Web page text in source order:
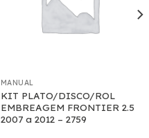
MANUAL
KIT PLATO/DISCO/ROL
EMBREAGEM FRONTIER 2.5
2007 a 2012 – 2759